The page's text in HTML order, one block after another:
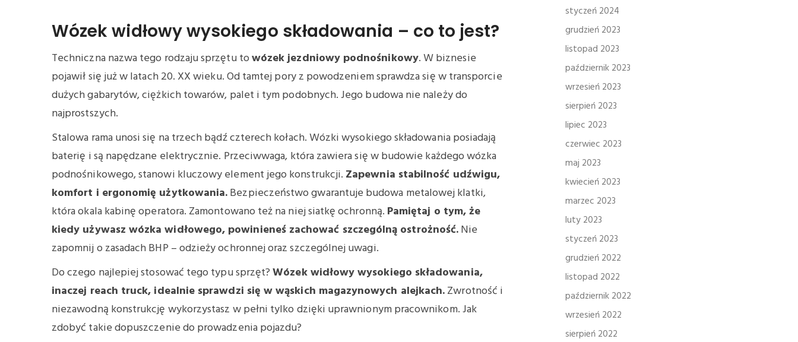
Wózek widłowy wysokiego składowania – co to jest?
Techniczna nazwa tego rodzaju sprzętu towózek jezdniowy podnośnikowy. W biznesie
pojawił się już w latach 20. XX wieku. Od tamtej pory z powodzeniem sprawdza się w transporcie
dużych gabarytów, ciężkich towarów, palet i tym podobnych. Jego budowa nie należy do
najprostszych.
Stalowa rama unosi się na trzech bądź czterech kołach. Wózki wysokiego składowania posiadają
baterię i są napędzane elektrycznie. Przeciwwaga, która zawiera się w budowie każdego wózka
podnośnikowego, stanowi kluczowy element jego konstrukcji. Zapewnia stabilność udźwigu,
komfort i ergonomię użytkowania.Bezpieczeństwo gwarantuje budowa metalowej klatki,
która okala kabinę operatora. Zamontowano też na niej siatkę ochronną. Pamiętaj o tym, że
kiedy używasz wózka widłowego, powinieneś zachować szczególną ostrożność.Nie
zapomnij o zasadach BHP – odzieży ochronnej oraz szczególnej uwagi.
Do czego najlepiej stosować tego typu sprzęt?Wózek widłowy wysokiego składowania,
inaczej reach truck, idealnie sprawdzi się w wąskich magazynowych alejkach.Zwrotność i
niezawodną konstrukcję wykorzystasz w pełni tylko dzięki uprawnionym pracownikom. Jak
zdobyć takie dopuszczenie do prowadzenia pojazdu?
styczeń 2024
grudzień 2023
listopad 2023
październik 2023
wrzesień 2023
sierpień 2023
lipiec 2023
czerwiec 2023
maj 2023
kwiecień 2023
marzec 2023
luty 2023
styczeń 2023
grudzień 2022
listopad 2022
październik 2022
wrzesień 2022
sierpień 2022